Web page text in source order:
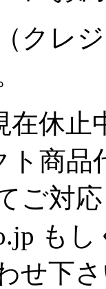
クレ
在休
ト商
ご対
も
せ下